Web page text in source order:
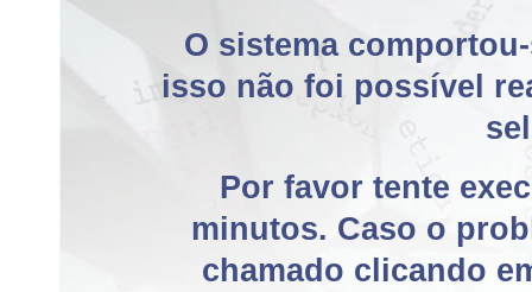
O sistema
isso não foi possível
Por favor tente
minutos. Caso o
chamado clicando